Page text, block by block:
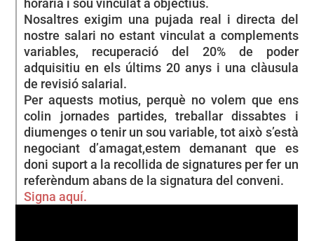
Nosaltres exigim una pujada real i directa del
nostre salari no estant vinculat a complements
variables, recuperació del 20% de poder
adquisitiu en els últims 20 anys i una clàusula
de revisió salarial.
Per aquests motius, perquè no volem que ens
colin jornades partides, treballar dissabtes i
diumenges o tenir un sou variable, tot això s’està
negociant d’amagat,estem demanant que es
doni suport a la recollida de signatures per fer un
referèndum abans de la signatura del conveni.
Signa aquí.